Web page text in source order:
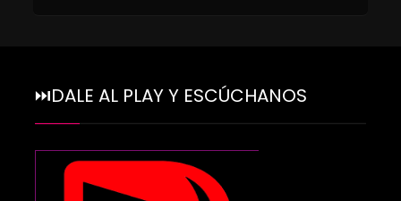
⏭DALE AL PLAY Y ESCÚCHANOS